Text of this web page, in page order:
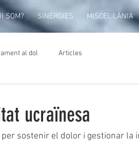
SOM? SINÈRGIES MISCEL·LÀNIA
al dol Articles
ucraïnesa
sostenir el dolor i gestionar la